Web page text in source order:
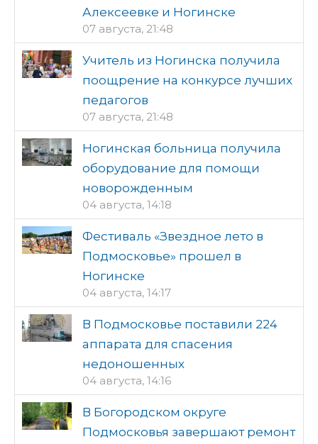
Алексеевке и Ногинске
07 августа, 21:48
Учитель из Ногинска получила
поощрение на конкурсе лучших
педагогов
07 августа, 21:48
Ногинская больница получила
оборудование для помощи
новорожденным
04 августа, 14:18
Фестиваль «Звездное лето в
Подмосковье» прошел в
Ногинске
04 августа, 14:17
В Подмосковье поставили 224
аппарата для спасения
недоношенных
04 августа, 14:16
В Богородском округе
Подмосковья завершают ремонт